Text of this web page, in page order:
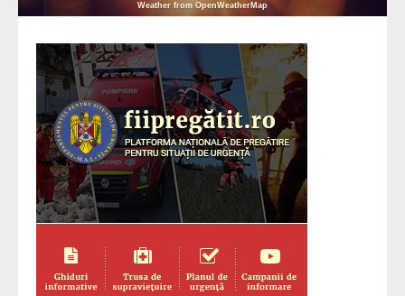
Weather from OpenWeatherMap